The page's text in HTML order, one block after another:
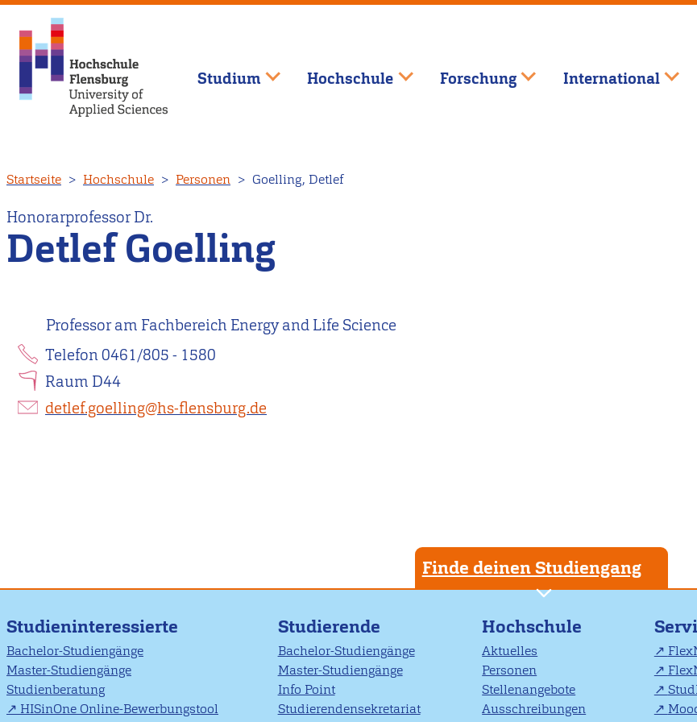
zum
Inhalt
Studium Hochschule Forschung International
Startseite Hochschule Personen Goelling, Detlef
Honorarprofessor Dr.
Detlef Goelling
Professor am Fachbereich Energy and Life Science
Telefon 0461/805 - 1580
Raum D44
detlef.goelling@hs-flensburg.de
Finde deinen Studiengang
Studieninteressierte
Bachelor-Studiengänge
Master-Studiengänge
Studienberatung
HISinOne Online-Bewerbungstool
Studierende
Bachelor-Studiengänge
Master-Studiengänge
Info Point
Studierendensekretariat
Hochschule
Aktuelles
Personen
Stellenangebote
Ausschreibungen